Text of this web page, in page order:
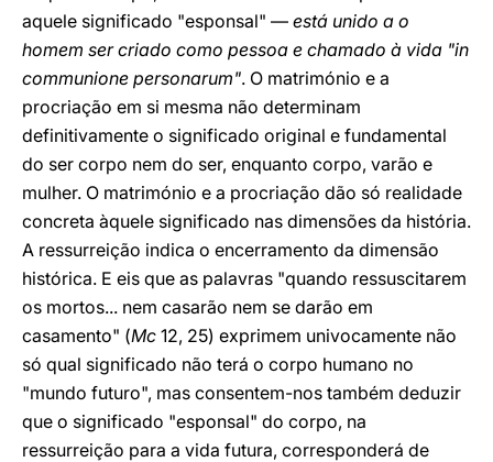
aquele significado "esponsal" — está unido a o
homem ser criado como pessoa e chamado à vida "in
communione personarum". O matrimónio e a
procriação em si mesma não determinam
definitivamente o significado original e fundamental
do ser corpo nem do ser, enquanto corpo, varão e
mulher. O matrimónio e a procriação dão só realidade
concreta àquele significado nas dimensões da história.
A ressurreição indica o encerramento da dimensão
histórica. E eis que as palavras "quando ressuscitarem
os mortos... nem casarão nem se darão em
casamento" (Mc 12, 25) exprimem univocamente não
só qual significado não terá o corpo humano no
"mundo futuro", mas consentem-nos também deduzir
que o significado "esponsal" do corpo, na
ressurreição para a vida futura, corresponderá de